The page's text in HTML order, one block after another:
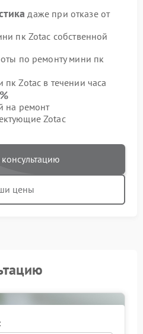
даже при отказе от
пк Zotac собственной
по ремонту мини пк
Zotac в течении часа
на ремонт
Zotac
цены